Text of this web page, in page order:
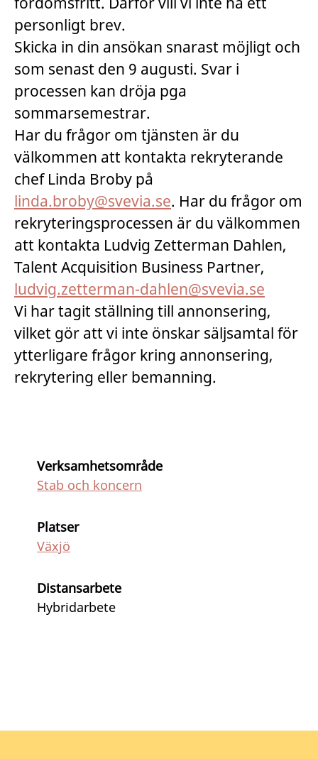
personligt brev.
Skicka in din ansökan snarast möjligt och
som senast den 9 augusti. Svar i
processen kan dröja pga
sommarsemestrar.
Har du frågor om tjänsten är du
välkommen att kontakta rekryterande
chef Linda Broby på
linda.broby@svevia.se. Har du frågor om
rekryteringsprocessen är du välkommen
att kontakta Ludvig Zetterman Dahlen,
Talent Acquisition Business Partner,
ludvig.zetterman-dahlen@svevia.se
Vi har tagit ställning till annonsering,
vilket gör att vi inte önskar säljsamtal för
ytterligare frågor kring annonsering,
rekrytering eller bemanning.
Verksamhetsområde
Stab och koncern
Platser
Växjö
Distansarbete
Hybridarbete